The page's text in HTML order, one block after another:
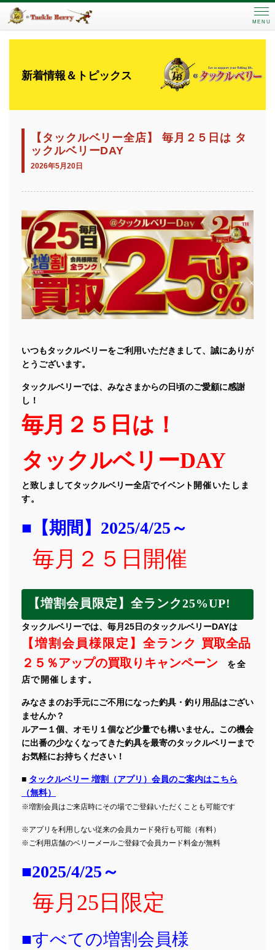
MENU
新着情報＆トピックス
【タックルベリー全店】 毎月２５日は タ
ックルベリーDAY
2026年5月20日
いつもタックルベリーをご利用いただきまして、誠にありが
とうございます。
タックルベリーでは、みなさまからの日頃のご愛顧に感謝
し！
毎月２５日は！
タックルベリーDAY
と致しましてタックルベリー全店でイベント 開催いたしま
す。
■【期間】2025/4/25～
毎月２５日開催
【増割会員限定】全ランク25%UP!
タックルベリーでは、毎月25日のタックルベリーDAYは
【増割会員様限定】全ランク 買取全品
２５％アップの買取りキャンペーン を全
店で開催します。
みなさまのお手元にご不用になった釣具・釣り用品はござい
ませんか？
ルアー１個、オモリ１個など少量でも構いません。この機会
に出番の少なくなってきた釣具を最寄のタックルベリーまで
お気軽にお持ちください！
■ タックルベリー 増割（アプリ）会員のご案内はこちら
（無料）
※増割会員はご来店時にその場でご登録いただくことも可能です
※アプリを利用しない従来の会員カード発行も可能（有料）
※ご利用店舗のベリーメールご登録で会員カード料金が無料
■2025/4/25～
毎月25日限定
■すべての増割会員様